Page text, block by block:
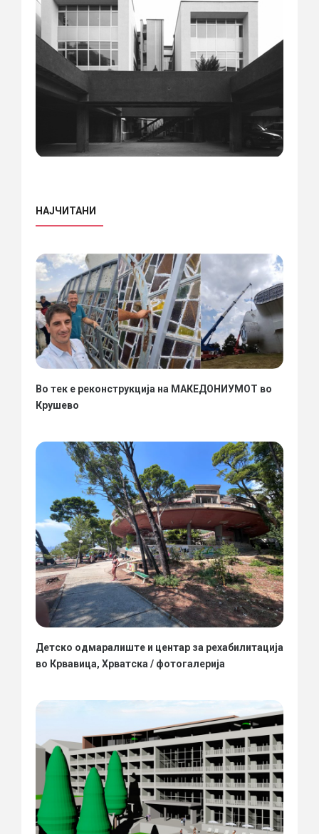
НАЈЧИТАНИ
Во тек е реконструкција на МАКЕДОНИУМОТ во
Крушево
Детско одмаралиште и центар за рехабилитација
во Крвавица, Хрватска / фотогалерија